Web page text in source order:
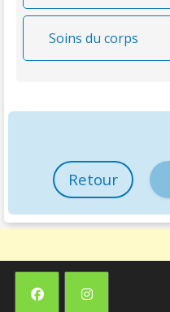
Soins du corps
Retour